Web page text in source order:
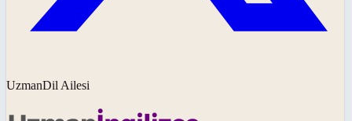
UzmanDil Ailesi